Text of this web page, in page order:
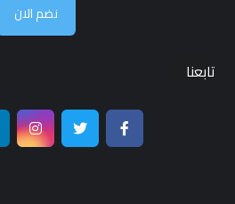
نضم الان
تابعنا